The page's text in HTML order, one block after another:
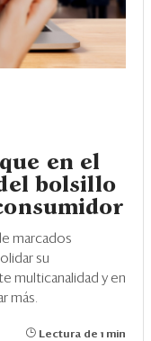
en el
bolsillo
marcados
su
multicanalidad y en
más.
Lectura de 1 min